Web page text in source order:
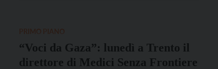
“Voci da Gaza”: lunedì a Trento il
direttore di Medici Senza Frontiere